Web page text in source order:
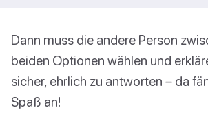
Dann muss die andere Person
beiden Optionen wählen und
sicher, ehrlich zu antworten – da
Spaß an!